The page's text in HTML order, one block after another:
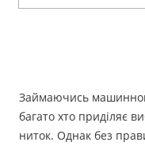
Займаючись
багато хто приділяє
ниток. Однак без